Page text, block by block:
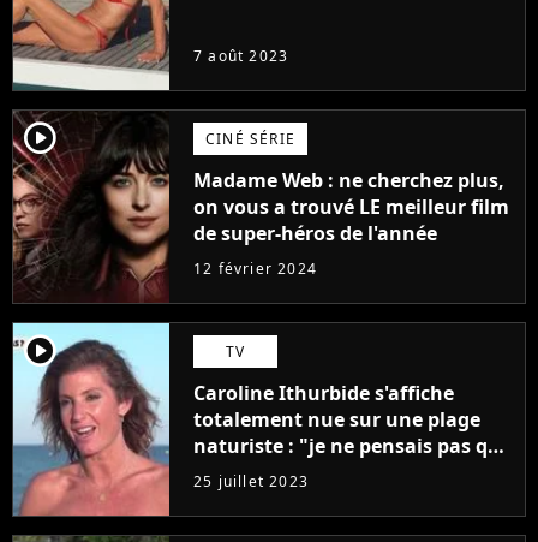
7 août 2023
player2 CINÉ SÉRIE
Madame Web : ne cherchez plus,
on vous a trouvé LE meilleur film
de super-héros de l'année
12 février 2024
player2 TV
Caroline Ithurbide s'affiche
totalement nue sur une plage
naturiste : "je ne pensais pas que
j'arriverais à le faire..."
25 juillet 2023